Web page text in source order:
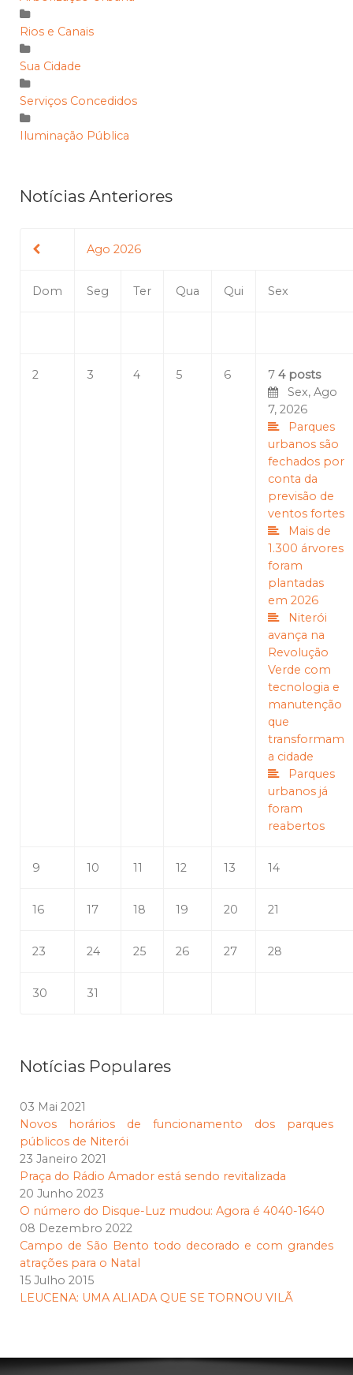
Rios e Canais
Sua Cidade
Serviços Concedidos
Iluminação Pública
Notícias Anteriores
Ago 2026
Dom Seg Ter Qua Qui Sex
2 3 4 5 6 7 4 posts
Sex, Ago
7, 2026
Parques
urbanos são
fechados por
conta da
previsão de
ventos fortes
Mais de
1.300 árvores
foram
plantadas
em 2026
Niterói
avança na
Revolução
Verde com
tecnologia e
manutenção
que
transformam
a cidade
Parques
urbanos já
foram
reabertos
9 10 11 12 13 14
16 17 18 19 20 21
23 24 25 26 27 28
30 31
Notícias Populares
03 Mai 2021
Novos horários de funcionamento dos parques
públicos de Niterói
23 Janeiro 2021
Praça do Rádio Amador está sendo revitalizada
20 Junho 2023
O número do Disque-Luz mudou: Agora é 4040-1640
08 Dezembro 2022
Campo de São Bento todo decorado e com grandes
atrações para o Natal
15 Julho 2015
LEUCENA: UMA ALIADA QUE SE TORNOU VILÃ